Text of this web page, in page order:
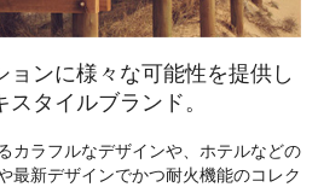
ョンに様々な可能性を提供し
タイルブランド。
カラフルなデザインや、ホテルなどの
最新デザインでかつ耐火機能のコレク